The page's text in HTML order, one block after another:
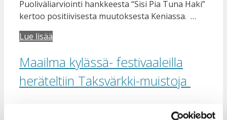
Puoliväliarviointi hankkeesta “Sisi Pia Tuna Haki”
kertoo positiivisesta muutoksesta Keniassa. …
Lue lisää
Maailma kylässä- festivaaleilla
heräteltiin Taksvärkki-muistoja